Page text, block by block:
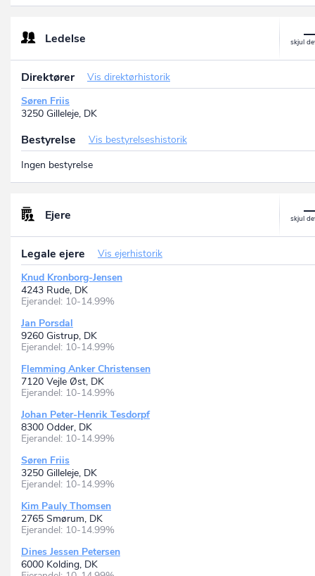
Ledelse
Direktører
Vis direktørhistorik
Søren Friis
3250 Gilleleje, DK
Bestyrelse
Vis bestyrelseshistorik
Ingen bestyrelse
Ejere
Legale ejere
Vis ejerhistorik
Knud Kronborg-Jensen
4243 Rude, DK
Ejerandel: 10-14.99%
Jan Porsdal
9260 Gistrup, DK
Ejerandel: 10-14.99%
Flemming Anker Christensen
7120 Vejle Øst, DK
Ejerandel: 10-14.99%
Johan Peter-Henrik Tesdorpf
8300 Odder, DK
Ejerandel: 10-14.99%
Søren Friis
3250 Gilleleje, DK
Ejerandel: 10-14.99%
Kim Pauly Thomsen
2765 Smørum, DK
Ejerandel: 10-14.99%
Dines Jessen Petersen
6000 Kolding, DK